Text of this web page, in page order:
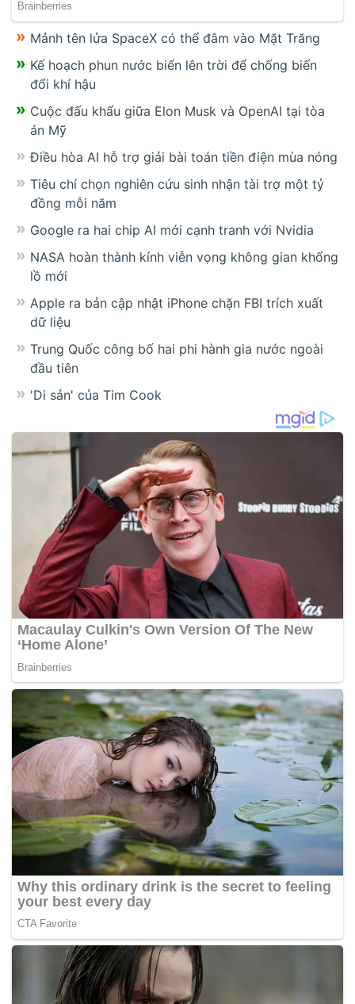
Mảnh tên lửa SpaceX có thể đâm vào Mặt Trăng
Kế hoạch phun nước biển lên trời để chống biến
đổi khí hậu
Cuộc đấu khẩu giữa Elon Musk và OpenAI tại tòa
án Mỹ
Điều hòa AI hỗ trợ giải bài toán tiền điện mùa nóng
Tiêu chí chọn nghiên cứu sinh nhận tài trợ một tỷ
đồng mỗi năm
Google ra hai chip AI mới cạnh tranh với Nvidia
NASA hoàn thành kính viễn vọng không gian khổng
lồ mới
Apple ra bản cập nhật iPhone chặn FBI trích xuất
dữ liệu
Trung Quốc công bố hai phi hành gia nước ngoài
đầu tiên
'Di sản' của Tim Cook